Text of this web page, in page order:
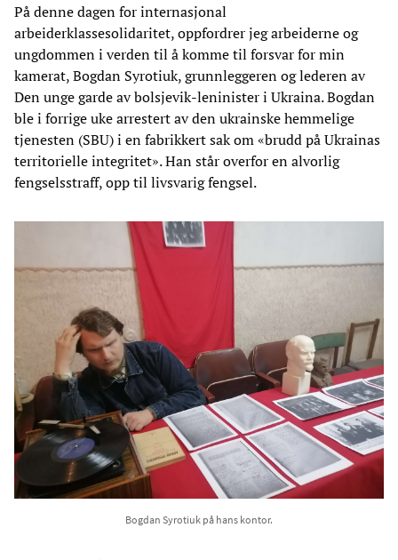
På denne dagen for internasjonal
arbeiderklassesolidaritet, oppfordrer jeg arbeiderne og
ungdommen i verden til å komme til forsvar for min
kamerat, Bogdan Syrotiuk, grunnleggeren og lederen av
Den unge garde av bolsjevik-leninister i Ukraina. Bogdan
ble i forrige uke arrestert av den ukrainske hemmelige
tjenesten (SBU) i en fabrikkert sak om «brudd på Ukrainas
territorielle integritet». Han står overfor en alvorlig
fengselsstraff, opp til livsvarig fengsel.
Bogdan Syrotiuk på hans kontor.